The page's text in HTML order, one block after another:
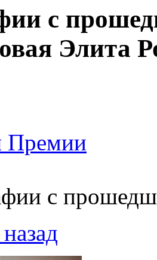
с
Элита
Премии
с